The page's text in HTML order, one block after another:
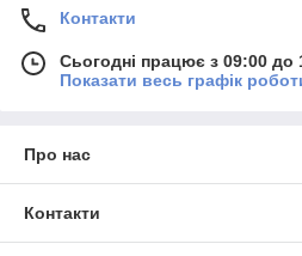
Контакти
Сьогодні працює з 09:00 до
Показати весь графік
Про нас
Контакти